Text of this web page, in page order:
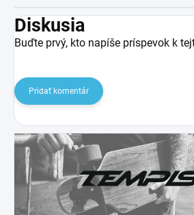
Diskusia
Buďte prvý, kto napíše príspevok k
Pridať komentár